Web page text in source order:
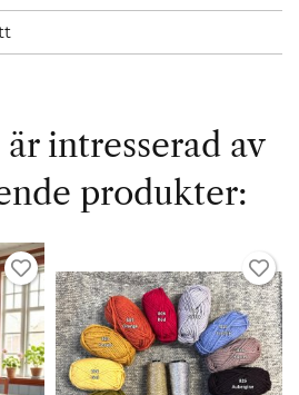
intresserad av
produkter: